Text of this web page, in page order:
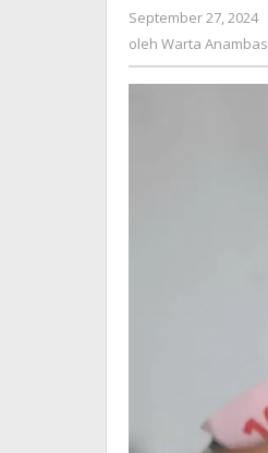
September 27, 2024
oleh Warta Anambas